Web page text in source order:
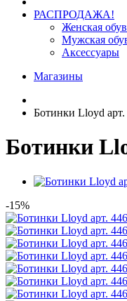
РАСПРОДАЖА!
Женская
Мужская
Аксессуары
Магазины
Ботинки Lloyd арт.
Ботинки
-15%